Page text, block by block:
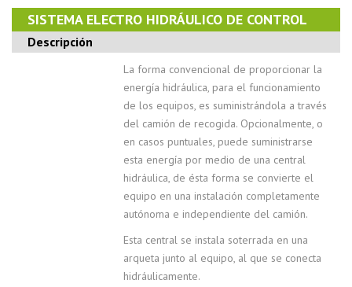
SISTEMA ELECTRO HIDRÁULICO DE CONTROL
Descripción
La forma convencional de proporcionar la
energía hidráulica, para el funcionamiento
de los equipos, es suministrándola a través
del camión de recogida. Opcionalmente, o
en casos puntuales, puede suministrarse
esta energía por medio de una central
hidráulica, de ésta forma se convierte el
equipo en una instalación completamente
autónoma e independiente del camión.
Esta central se instala soterrada en una
arqueta junto al equipo, al que se conecta
hidráulicamente.